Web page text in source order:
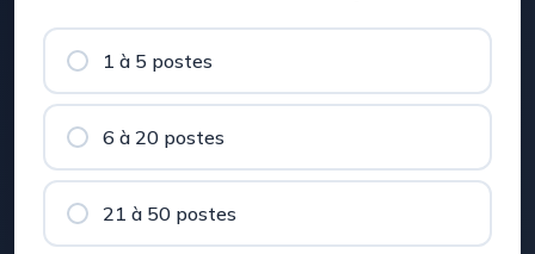
1 à 5 postes
6 à 20 postes
21 à 50 postes